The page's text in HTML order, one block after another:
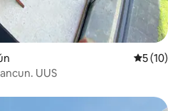
Keskmine
5 (10)
UUS